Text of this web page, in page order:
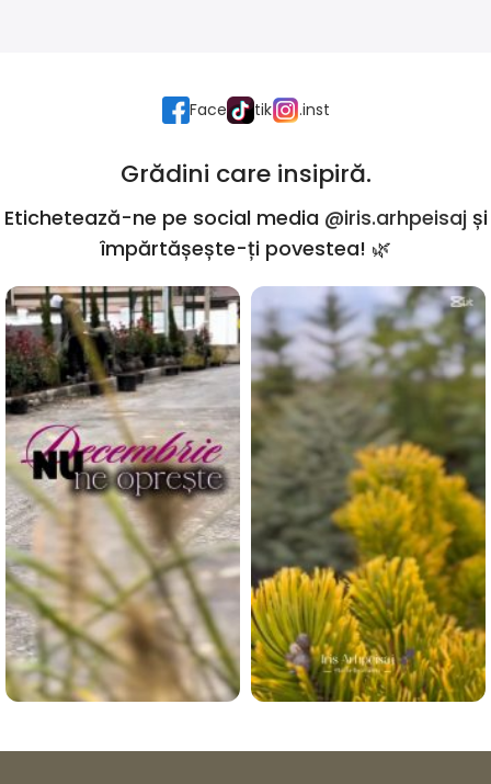
Face tik .inst
Grădini care insipiră.
Etichetează-ne pe social media @iris.arhpeisaj și
împărtășește-ți povestea! 🌿